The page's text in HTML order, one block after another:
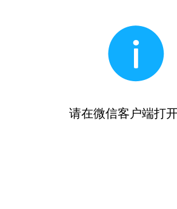
请在微信客户端打